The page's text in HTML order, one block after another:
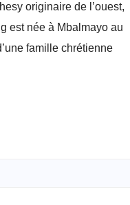
originaire de l’ouest,
est née à Mbalmayo au
famille chrétienne